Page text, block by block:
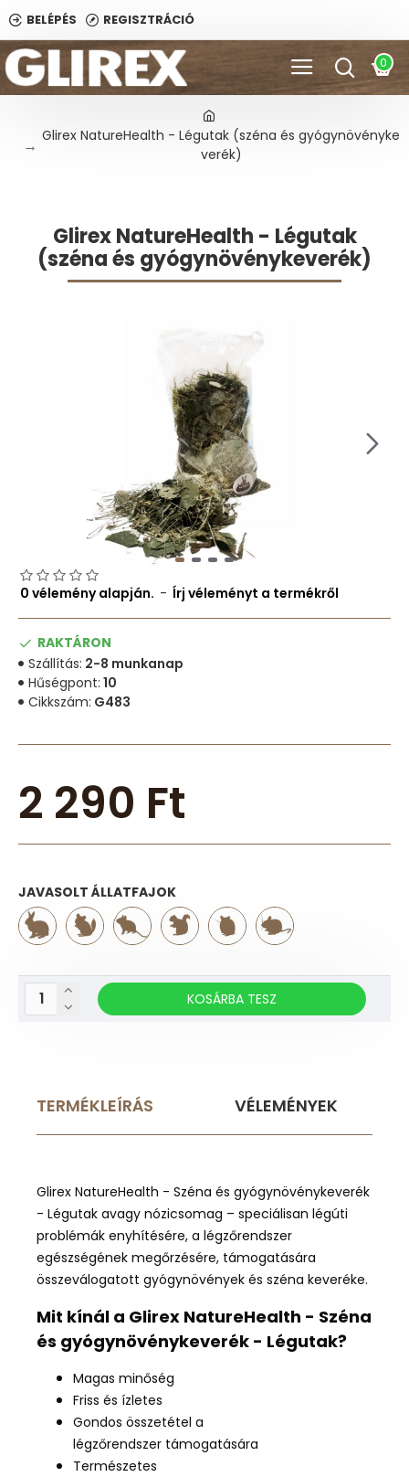
BELÉPÉS REGISZTRÁCIÓ
0
Glirex NatureHealth - Légutak (széna és gyógynövényke
verék)
Glirex NatureHealth - Légutak
(széna és gyógynövénykeverék)
RAKTÁRON
Hűségpont: 10
Cikkszám: G483
Szállítás: 2-8 munkanap
0 vélemény alapján. - Írj véleményt a termékről
2 290 Ft
JAVASOLT ÁLLATFAJOK
KOSÁRBA TESZ
TERMÉKLEÍRÁS VÉLEMÉNYEK
Glirex NatureHealth - Széna és gyógynövénykeverék
- Légutak avagy nózicsomag – speciálisan légúti
problémák enyhítésére, a légzőrendszer
egészségének megőrzésére, támogatására
összeválogatott gyógynövények és széna keveréke.
Mit kínál a Glirex NatureHealth - Széna
és gyógynövénykeverék - Légutak?
Magas minőség
Friss és ízletes
Gondos összetétel a
légzőrendszer támogatására
Természetes